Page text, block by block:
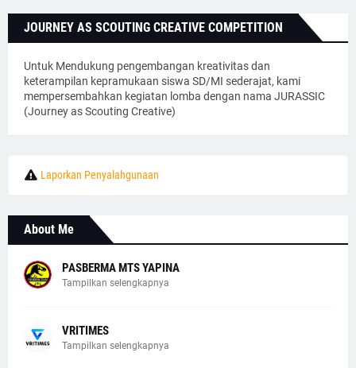
JOURNEY AS SCOUTING CREATIVE COMPETITION
Untuk Mendukung pengembangan kreativitas dan
keterampilan kepramukaan siswa SD/MI sederajat, kami
mempersembahkan kegiatan lomba dengan nama JURASSIC
(Journey as Scouting Creative)
Laporkan Penyalahgunaan
About Me
PASBERMA MTS YAPINA
Tampilkan selengkapnya
VRITIMES
Tampilkan selengkapnya